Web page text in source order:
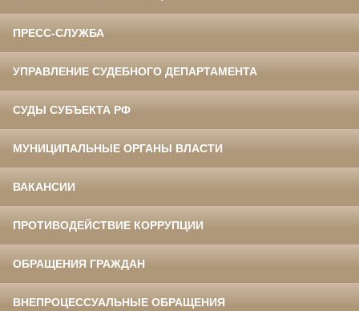
ПРЕСС-СЛУЖБА
УПРАВЛЕНИЕ СУДЕБНОГО ДЕПАРТАМЕНТА
СУДЫ СУБЪЕКТА РФ
МУНИЦИПАЛЬНЫЕ ОРГАНЫ ВЛАСТИ
ВАКАНСИИ
ПРОТИВОДЕЙСТВИЕ КОРРУПЦИИ
ОБРАЩЕНИЯ ГРАЖДАН
ВНЕПРОЦЕССУАЛЬНЫЕ ОБРАЩЕНИЯ